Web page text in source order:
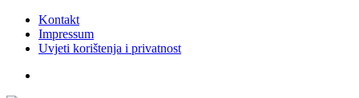
Kontakt
Impressum
Uvjeti korištenja i privatnost